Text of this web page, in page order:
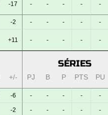
-17 - - - - -
-2 - - - - -
+11 - - - - -
SÉRIES
+/- PJ B P PTS PU
-6 - - - - -
-2 - - - - -